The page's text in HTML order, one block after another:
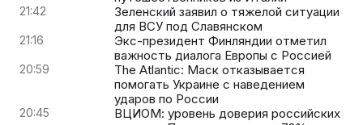
21:42
Зеленский заявил о тяжелой ситуации
для ВСУ под Славянском
21:16
Экс-президент Финляндии отметил
важность диалога Европы с Россией
20:59
The Atlantic: Маск отказывается
помогать Украине с наведением
ударов по России
20:45
ВЦИОМ: уровень доверия российских